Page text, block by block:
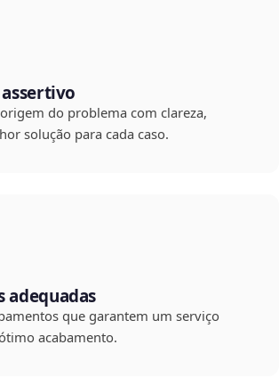
do problema com clareza,
solução para cada caso.
adequadas
que garantem um serviço
acabamento.